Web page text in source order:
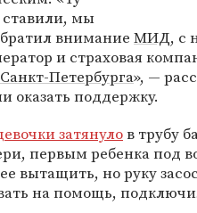
ставили, мы
внимание МИД, с
и страховая
Петербурга», —
оказать поддержку.
затянулов трубу
первым ребенка под
вытащить, но руку
на помощь,